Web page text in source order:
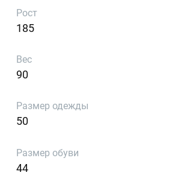
Рост
185
Вес
90
Размер одежды
50
Размер обуви
44